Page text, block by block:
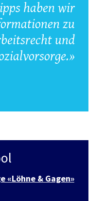
haben wir
zu
und
«Löhne & Gagen»